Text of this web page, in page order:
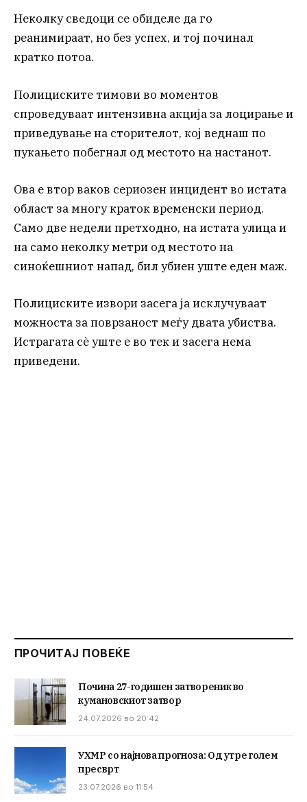
Неколку сведоци се обиделе да го
реанимираат, но без успех, и тој починал
кратко потоа.
Полициските тимови во моментов
спроведуваат интензивна акција за лоцирање и
приведување на сторителот, кој веднаш по
пукањето побегнал од местото на настанот.
Ова е втор ваков сериозен инцидент во истата
област за многу краток временски период.
Само две недели претходно, на истата улица и
на само неколку метри од местото на
синоќешниот напад, бил убиен уште еден маж.
Полициските извори засега ја исклучуваат
можноста за поврзаност меѓу двата убиства.
Истрагата сè уште е во тек и засега нема
приведени.
ПРОЧИТАЈ ПОВЕЌЕ
Почина 27-годишен затвореник во
кумановскиот затвор
24.07.2026 во 20:42
УХМР со најнова прогноза: Од утре голем
пресврт
23.07.2026 во 11:54